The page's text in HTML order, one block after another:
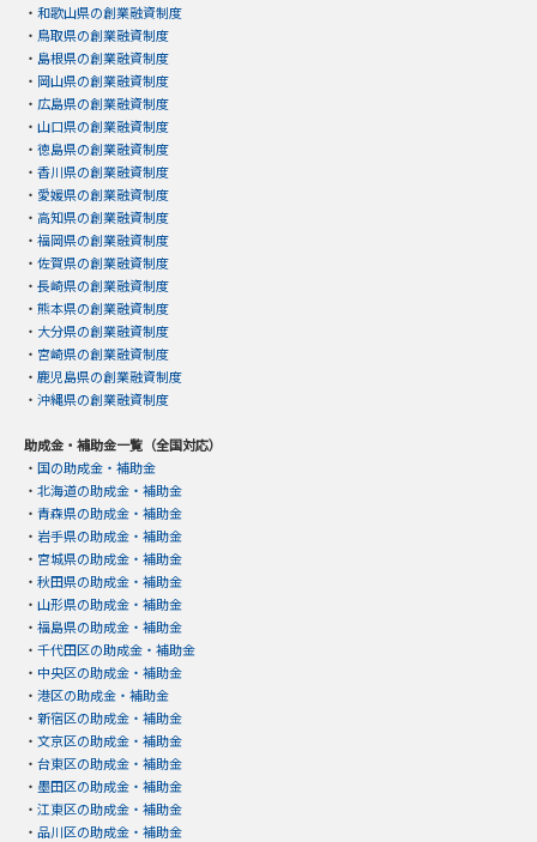
・ 和歌山県の創業融資制度
・ 鳥取県の創業融資制度
・ 島根県の創業融資制度
・ 岡山県の創業融資制度
・ 広島県の創業融資制度
・ 山口県の創業融資制度
・ 徳島県の創業融資制度
・ 香川県の創業融資制度
・ 愛媛県の創業融資制度
・ 高知県の創業融資制度
・ 福岡県の創業融資制度
・ 佐賀県の創業融資制度
・ 長崎県の創業融資制度
・ 熊本県の創業融資制度
・ 大分県の創業融資制度
・ 宮崎県の創業融資制度
・ 鹿児島県の創業融資制度
・ 沖縄県の創業融資制度
助成金・補助金一覧（全国対応）
・ 国の助成金・補助金
・ 北海道の助成金・補助金
・ 青森県の助成金・補助金
・ 岩手県の助成金・補助金
・ 宮城県の助成金・補助金
・ 秋田県の助成金・補助金
・ 山形県の助成金・補助金
・ 福島県の助成金・補助金
・ 千代田区の助成金・補助金
・ 中央区の助成金・補助金
・ 港区の助成金・補助金
・ 新宿区の助成金・補助金
・ 文京区の助成金・補助金
・ 台東区の助成金・補助金
・ 墨田区の助成金・補助金
・ 江東区の助成金・補助金
・ 品川区の助成金・補助金